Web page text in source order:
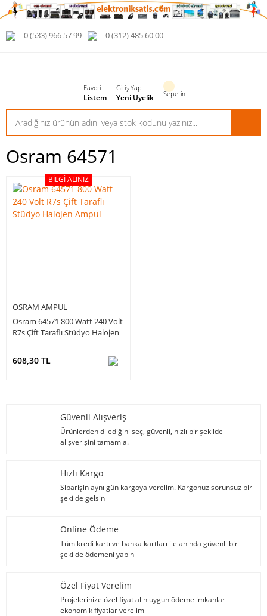
0 (533) 966 57 99 0 (312) 485 60 00
Favori
Listem
Giriş Yap
Yeni Üyelik Sepetim
Osram 64571
BILGI ALINIZ
OSRAM AMPUL
Osram 64571 800 Watt 240 Volt
R7s Çift Taraflı Stüdyo Halojen
608,30 TL
Güvenli Alışveriş
Ürünlerden dilediğini seç, güvenli, hızlı bir şekilde
alışverişini tamamla.
Hızlı Kargo
Siparişin aynı gün kargoya verelim. Kargonuz sorunsuz bir
şekilde gelsin
Online Ödeme
Tüm kredi kartı ve banka kartları ile anında güvenli bir
şekilde ödemeni yapın
Özel Fiyat Verelim
Projelerinize özel fiyat alın uygun ödeme imkanları
ekonomik fiyatlar verelim